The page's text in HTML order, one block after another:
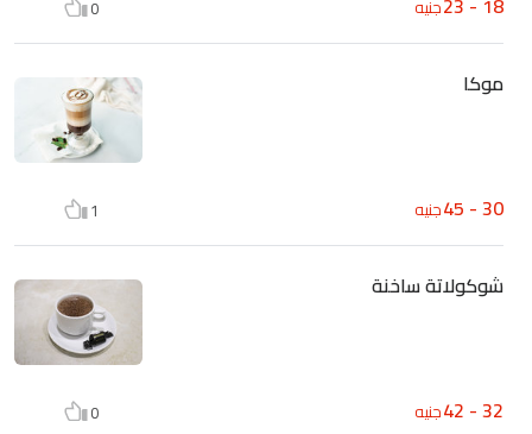
جنيه 0
موكا
30 - 45 جنيه 1
شوكولاتة ساخنة
32 - 42 جنيه 0